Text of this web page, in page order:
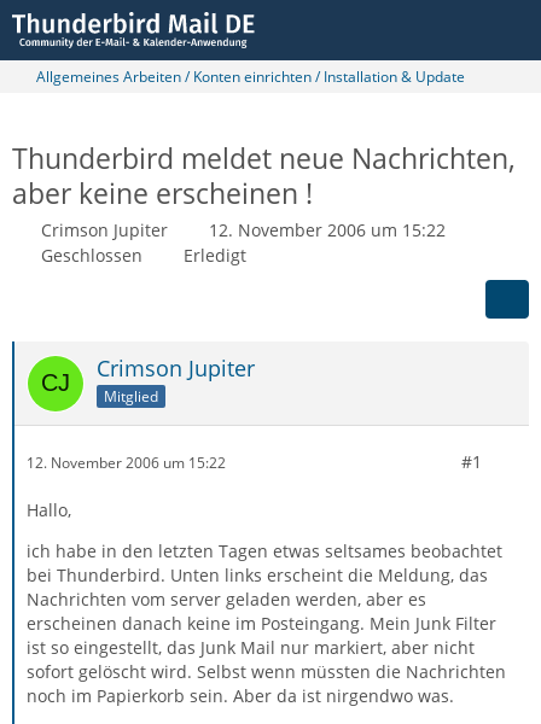
Allgemeines Arbeiten / Konten einrichten / Installation & Update
Thunderbird meldet neue Nachrichten,
aber keine erscheinen !
Crimson Jupiter
12. November 2006 um 15:22
Geschlossen
Erledigt
Crimson Jupiter
Mitglied
12. November 2006 um 15:22 #1
Hallo,
ich habe in den letzten Tagen etwas seltsames beobachtet
bei Thunderbird. Unten links erscheint die Meldung, das
Nachrichten vom server geladen werden, aber es
erscheinen danach keine im Posteingang. Mein Junk Filter
ist so eingestellt, das Junk Mail nur markiert, aber nicht
sofort gelöscht wird. Selbst wenn müssten die Nachrichten
noch im Papierkorb sein. Aber da ist nirgendwo was.